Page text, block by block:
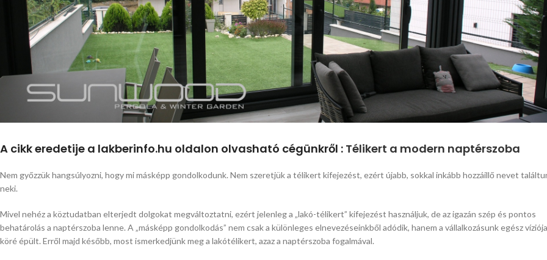
A cikk eredetije a lakberinfo.hu oldalon olvasható cégünkről : Télikert a modern naptérszoba
Nem győzzük hangsúlyozni, hogy mi másképp gondolkodunk. Nem szeretjük a télikert kifejezést, ezért újabb, sokkal inkább hozzáillő nevet
neki.
Mivel nehéz a köztudatban elterjedt dolgokat megváltoztatni, ezért jelenleg a „lakó-télikert” kifejezést használjuk, de az igazán szép és pontos
behatárolás a naptérszoba lenne. A „másképp gondolkodás” nem csak a különleges elnevezéseinkből adódik, hanem a vállalkozásunk egész
köré épült. Erről majd később, most ismerkedjünk meg a lakótélikert, azaz a naptérszoba fogalmával.